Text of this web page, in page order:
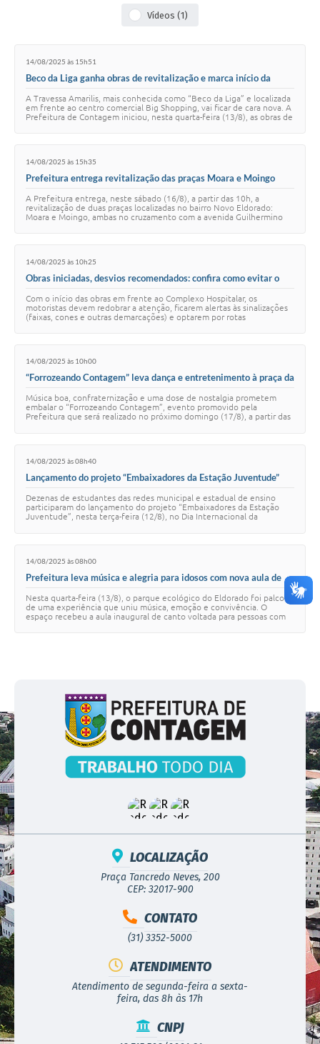
Vídeos (1)
14/08/2025 às 15h51
Beco da Liga ganha obras de revitalização e marca início da
A Travessa Amarilis, mais conhecida como “Beco da Liga” e localizada
em frente ao centro comercial Big Shopping, vai ficar de cara nova. A
Prefeitura de Contagem iniciou, nesta quarta-feira (13/8), as obras de
14/08/2025 às 15h35
Prefeitura entrega revitalização das praças Moara e Moingo
A Prefeitura entrega, neste sábado (16/8), a partir das 10h, a
revitalização de duas praças localizadas no bairro Novo Eldorado:
Moara e Moingo, ambas no cruzamento com a avenida Guilhermino
14/08/2025 às 10h25
Obras iniciadas, desvios recomendados: confira como evitar o
Com o início das obras em frente ao Complexo Hospitalar, os
motoristas devem redobrar a atenção, ficarem alertas às sinalizações
(faixas, cones e outras demarcações) e optarem por rotas
14/08/2025 às 10h00
“Forrozeando Contagem” leva dança e entretenimento à praça da
Música boa, confraternização e uma dose de nostalgia prometem
embalar o “Forrozeando Contagem”, evento promovido pela
Prefeitura que será realizado no próximo domingo (17/8), a partir das
14/08/2025 às 08h40
Lançamento do projeto “Embaixadores da Estação Juventude”
Dezenas de estudantes das redes municipal e estadual de ensino
participaram do lançamento do projeto “Embaixadores da Estação
Juventude”, nesta terça-feira (12/8), no Dia Internacional da
14/08/2025 às 08h00
Prefeitura leva música e alegria para idosos com nova aula de
Nesta quarta-feira (13/8), o parque ecológico do Eldorado foi palco
de uma experiência que uniu música, emoção e convivência. O
espaço recebeu a aula inaugural de canto voltada para pessoas com
LOCALIZAÇÃO
Praça Tancredo Neves, 200
CEP: 32017-900
CONTATO
(31) 3352-5000
ATENDIMENTO
Atendimento de segunda-feira a sexta-
feira, das 8h às 17h
CNPJ